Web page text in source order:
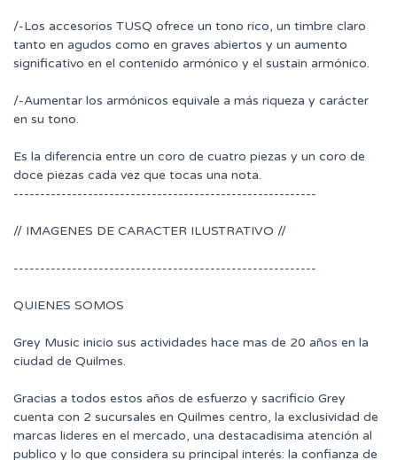
/-Los accesorios TUSQ ofrece un tono rico, un timbre claro
tanto en agudos como en graves abiertos y un aumento
significativo en el contenido armónico y el sustain armónico.
/-Aumentar los armónicos equivale a más riqueza y carácter
en su tono.
Es la diferencia entre un coro de cuatro piezas y un coro de
doce piezas cada vez que tocas una nota.
---------------------------------------------------------
// IMAGENES DE CARACTER ILUSTRATIVO //
---------------------------------------------------------
QUIENES SOMOS
Grey Music inicio sus actividades hace mas de 20 años en la
ciudad de Quilmes.
Gracias a todos estos años de esfuerzo y sacrificio Grey
cuenta con 2 sucursales en Quilmes centro, la exclusividad de
marcas lideres en el mercado, una destacadisima atención al
publico y lo que considera su principal interés: la confianza de